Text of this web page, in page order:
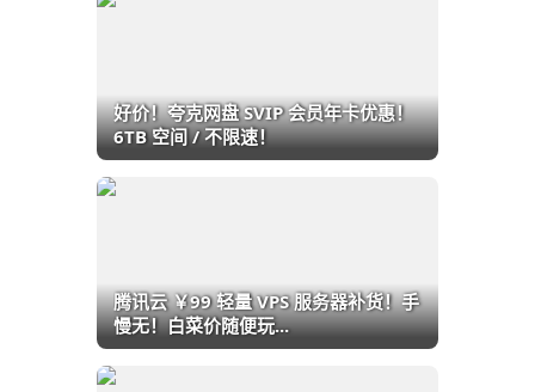
好价！夸克网盘 SVIP 会员年卡优惠！
6TB 空间 / 不限速！
腾讯云 ￥99 轻量 VPS 服务器补货！手
慢无！白菜价随便玩...